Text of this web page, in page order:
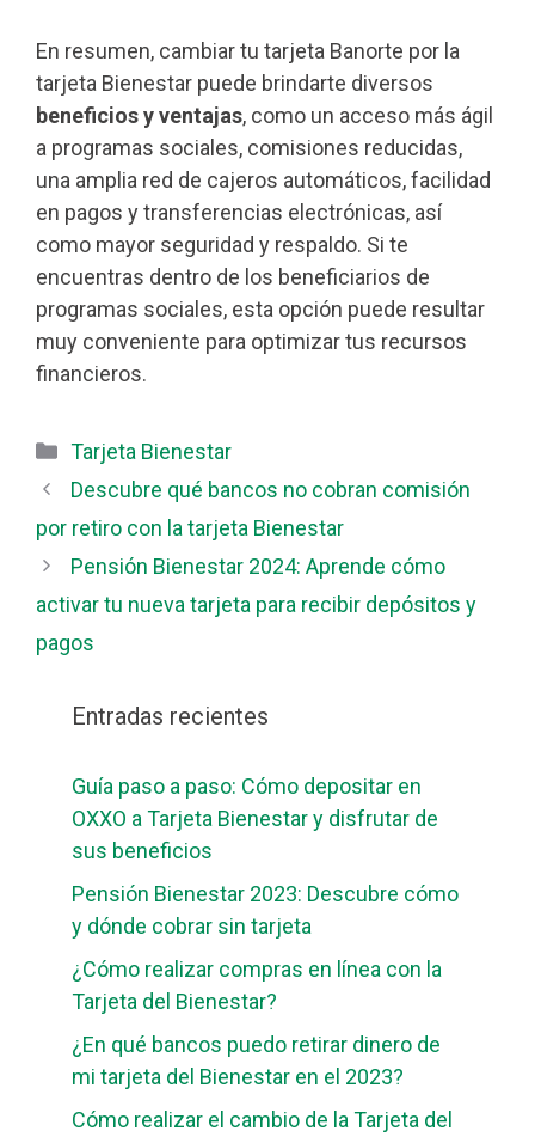
En resumen, cambiar tu tarjeta Banorte por la
tarjeta Bienestar puede brindarte diversos
beneficios y ventajas, como un acceso más ágil
a programas sociales, comisiones reducidas,
una amplia red de cajeros automáticos, facilidad
en pagos y transferencias electrónicas, así
como mayor seguridad y respaldo. Si te
encuentras dentro de los beneficiarios de
programas sociales, esta opción puede resultar
muy conveniente para optimizar tus recursos
financieros.
Categorías
Tarjeta Bienestar
Descubre qué bancos no cobran comisión
por retiro con la tarjeta Bienestar
Pensión Bienestar 2024: Aprende cómo
activar tu nueva tarjeta para recibir depósitos y
pagos
Entradas recientes
Guía paso a paso: Cómo depositar en
OXXO a Tarjeta Bienestar y disfrutar de
sus beneficios
Pensión Bienestar 2023: Descubre cómo
y dónde cobrar sin tarjeta
¿Cómo realizar compras en línea con la
Tarjeta del Bienestar?
¿En qué bancos puedo retirar dinero de
mi tarjeta del Bienestar en el 2023?
Cómo realizar el cambio de la Tarjeta del